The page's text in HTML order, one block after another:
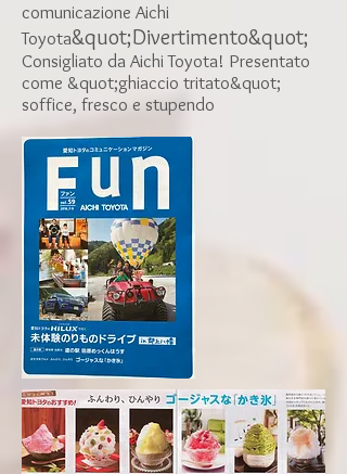
comunicazione Aichi
Toyota&quot;Divertimento&quot;
Consigliato da Aichi Toyota! Presentato
come &quot;ghiaccio tritato&quot;
soffice, fresco e stupendo